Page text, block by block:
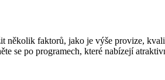
faktorů, jako je výše provize,
se po programech, které nabízejí